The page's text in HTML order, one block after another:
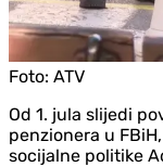
Foto: ATV
Od 1. jula slijedi
penzionera u
socijalne politike